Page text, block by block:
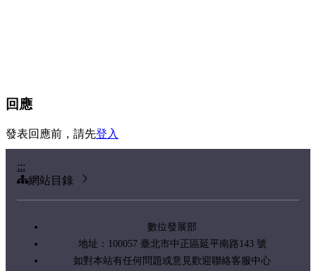
回應
發表回應前，請先登入
:::
網站目錄
數位發展部
地址：100057 臺北市中正區延平南路143 號
如對本站有任何問題或意見歡迎聯絡客服中心